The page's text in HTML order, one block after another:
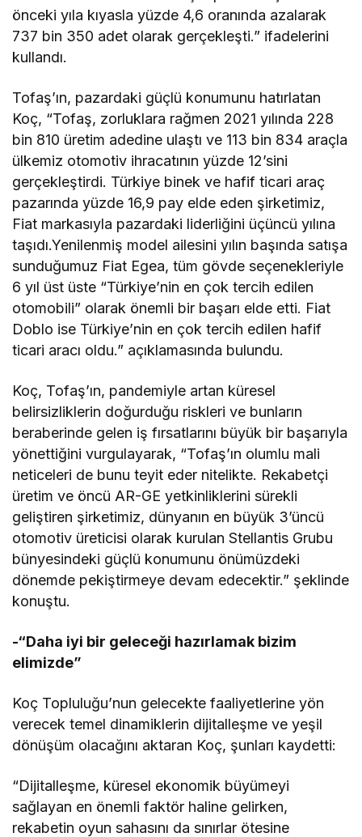
önceki yıla kıyasla yüzde 4,6 oranında azalarak
737 bin 350 adet olarak gerçekleşti.” ifadelerini
kullandı.
Tofaş’ın, pazardaki güçlü konumunu hatırlatan
Koç, “Tofaş, zorluklara rağmen 2021 yılında 228
bin 810 üretim adedine ulaştı ve 113 bin 834 araçla
ülkemiz otomotiv ihracatının yüzde 12’sini
gerçekleştirdi. Türkiye binek ve hafif ticari araç
pazarında yüzde 16,9 pay elde eden şirketimiz,
Fiat markasıyla pazardaki liderliğini üçüncü yılına
taşıdı.Yenilenmiş model ailesini yılın başında satışa
sunduğumuz Fiat Egea, tüm gövde seçenekleriyle
6 yıl üst üste “Türkiye’nin en çok tercih edilen
otomobili” olarak önemli bir başarı elde etti. Fiat
Doblo ise Türkiye’nin en çok tercih edilen hafif
ticari aracı oldu.” açıklamasında bulundu.
Koç, Tofaş’ın, pandemiyle artan küresel
belirsizliklerin doğurduğu riskleri ve bunların
beraberinde gelen iş fırsatlarını büyük bir başarıyla
yönettiğini vurgulayarak, “Tofaş’ın olumlu mali
neticeleri de bunu teyit eder nitelikte. Rekabetçi
üretim ve öncü AR-GE yetkinliklerini sürekli
geliştiren şirketimiz, dünyanın en büyük 3’üncü
otomotiv üreticisi olarak kurulan Stellantis Grubu
bünyesindeki güçlü konumunu önümüzdeki
dönemde pekiştirmeye devam edecektir.” şeklinde
konuştu.
-“Daha iyi bir geleceği hazırlamak bizim
elimizde”
Koç Topluluğu’nun gelecekte faaliyetlerine yön
verecek temel dinamiklerin dijitalleşme ve yeşil
dönüşüm olacağını aktaran Koç, şunları kaydetti:
“Dijitalleşme, küresel ekonomik büyümeyi
sağlayan en önemli faktör haline gelirken,
rekabetin oyun sahasını da sınırlar ötesine